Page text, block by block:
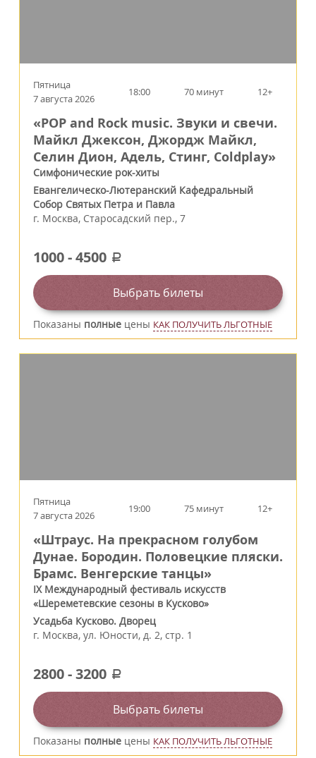
Пятница
7 августа 2026
18:00 70 минут 12+
«POP and Rock music. Звуки и свечи.
Майкл Джексон, Джордж Майкл,
Селин Дион, Адель, Стинг, Coldplay»
Симфонические рок-хиты
Евангелическо-Лютеранский Кафедральный
Собор Святых Петра и Павла
г. Москва, Старосадский пер., 7
1000-4500 a
Выбрать билеты
Показаны полные цены КАК ПОЛУЧИТЬ ЛЬГОТНЫЕ
Пятница
7 августа 2026
19:00 75 минут 12+
«Штраус. На прекрасном голубом
Дунае. Бородин. Половецкие пляски.
Брамс. Венгерские танцы»
IX Международный фестиваль искусств
«Шереметевские сезоны в Кусково»
Усадьба Кусково. Дворец
г. Москва, ул. Юности, д. 2, стр. 1
2800-3200 a
Выбрать билеты
Показаны полные цены КАК ПОЛУЧИТЬ ЛЬГОТНЫЕ